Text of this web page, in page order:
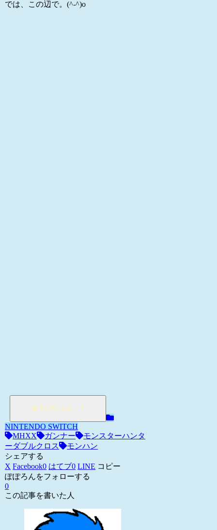
では、この辺で。(^-^)o
NINTENDO SWITCH
MHXX
ガンナー
モンスターハンタ
ーダブルクロス
モンハン
シェアする
X Facebook0 はてブ0 LINE コピー
ぽぽろんをフォローする
0
この記事を書いた人